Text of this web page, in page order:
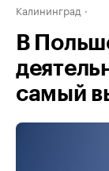
Калининград
В
самый